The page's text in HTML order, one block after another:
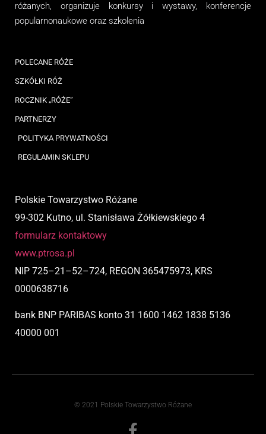
różanych, organizujekonkursy i wystawy, konferencje
popularnonaukowe oraz szkolenia
POLECANE RÓŻE
SZKÓŁKI RÓŻ
ROCZNIK „RÓŻE”
PARTNERZY
POLITYKA PRYWATNOŚCI
REGULAMIN SKLEPU
Polskie Towarzystwo Różane
99-302 Kutno, ul. Stanisława Żółkiewskiego 4
formularz kontaktowy
www.ptrosa.pl
NIP 725–21 –52–724, REGON 365475973, KRS
0000638716
bank BNP PARIBAS konto 31 1600 1462 1838 5136
40000 001
© 2021 Polskie Towarzystwo Różane